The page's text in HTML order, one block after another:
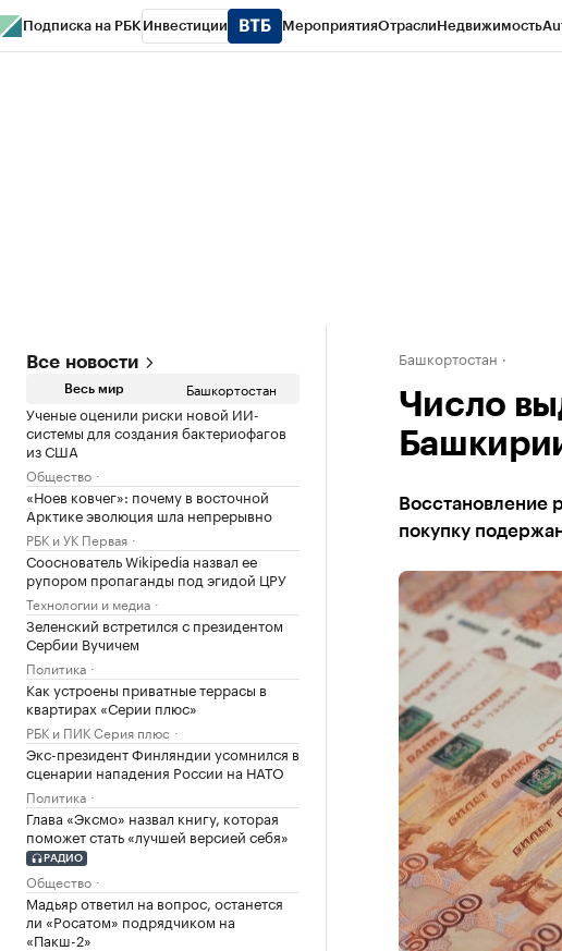
Подписка на РБК Инвестиции МероприятияОтраслиНедвижимость
Все новости
Весь мир Башкортостан
Ученые оценили риски новой ИИ-
системы для создания бактериофагов
из США
Общество
«Ноев ковчег»: почему в восточной
Арктике эволюция шла непрерывно
РБК и УК Первая
Сооснователь Wikipedia назвал ее
рупором пропаганды под эгидой ЦРУ
Технологии и медиа
Зеленский встретился с президентом
Сербии Вучичем
Политика
Как устроены приватные террасы в
квартирах «Серии плюс»
РБК и ПИК Серия плюс
Экс-президент Финляндии усомнился в
сценарии нападения России на НАТО
Политика
Глава «Эксмо» назвал книгу, которая
поможет стать «лучшей версией себя»
РАДИО
Общество
Мадьяр ответил на вопрос, останется
ли «Росатом» подрядчиком на
«Пакш-2»
Башкортостан
Число
Восстановление
покупку